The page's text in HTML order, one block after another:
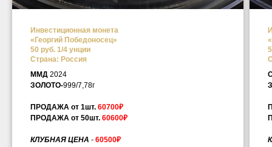
Инвестиционная монета
«Георгий Победоносец»
50 руб. 1/4 унции
Страна: Россия
ММД 2024
ЗОЛОТО-999/7,78г
ПРОДАЖА от 1шт. 60700₽
ПРОДАЖА от 50шт. 60600₽
КЛУБНАЯ ЦЕНА - 60500₽